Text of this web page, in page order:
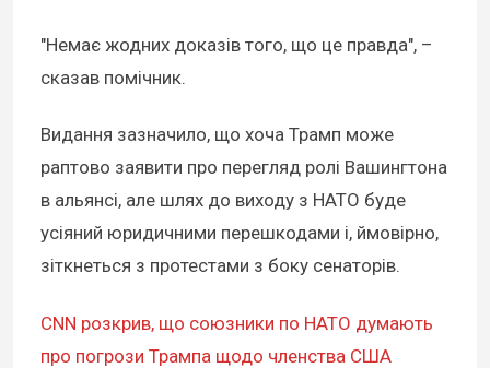
"Немає жодних доказів того, що це правда", –
сказав помічник.
Видання зазначило, що хоча Трамп може
раптово заявити про перегляд ролі Вашингтона
в альянсі, але шлях до виходу з НАТО буде
усіяний юридичними перешкодами і, ймовірно,
зіткнеться з протестами з боку сенаторів.
CNN розкрив, що союзники по НАТО думають
про погрози Трампа щодо членства США